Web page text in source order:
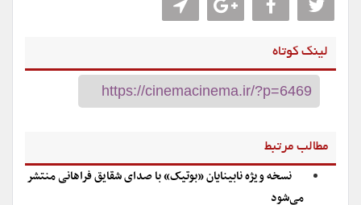
لینک کوتاه
مطالب مرتبط
نسخه ویژه نابینایان «بوتیک» با صدای شقایق فراهانی منتشر
می‌شود